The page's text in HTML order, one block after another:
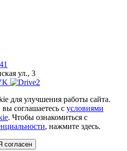
ул., 3
для улучшения работы сайта.
соглашаетесь с условиями
. Чтобы ознакомиться с
, нажмите здесь.
согласен